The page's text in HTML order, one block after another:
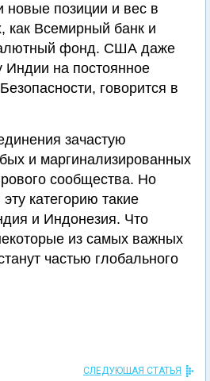
новые позиции и вес в
как Всемирный банк и
фонд. США даже
Индии на постоянное
говорится в
зачастую
и маргинализированных
сообщества. Но
категорию такие
и Индонезия. Что
из самых важных
частью глобального
СЛЕДУЮЩАЯ СТАТЬЯ